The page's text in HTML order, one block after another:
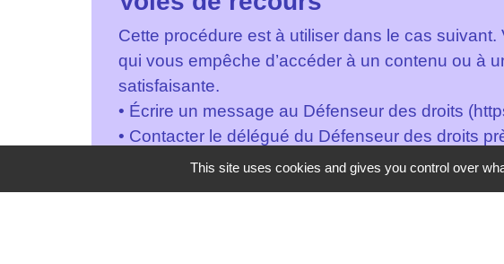
Cette procédure est à utiliser dans le cas
qui vous empêche d’accéder à un contenu ou à
satisfaisante.
• Écrire un message au Défenseur des droits
• Contacter le délégué du Défenseur des droits
• Envoyer un courrier par la poste (gratuit, ne
This site uses cookies and gives you control over